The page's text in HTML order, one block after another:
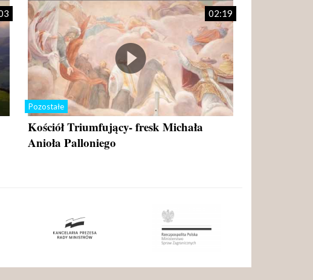
Pozostałe
02:19
Kościół Triumfujący- fresk Michała
Anioła Palloniego